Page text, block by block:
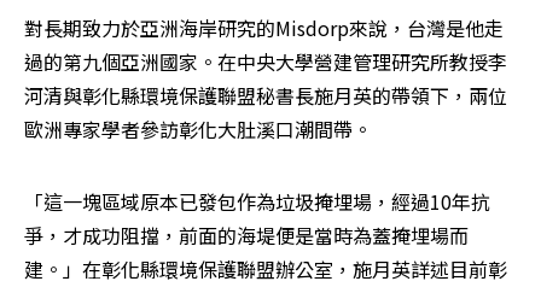
對長期致力於亞洲海岸研究的Misdorp來說，台灣是他走
過的第九個亞洲國家。在中央大學營建管理研究所教授李
河清與彰化縣環境保護聯盟秘書長施月英的帶領下，兩位
歐洲專家學者參訪彰化大肚溪口潮間帶。
「這一塊區域原本已發包作為垃圾掩埋場，經過10年抗
爭，才成功阻擋，前面的海堤便是當時為蓋掩埋場而
建。」在彰化縣環境保護聯盟辦公室，施月英詳述目前彰